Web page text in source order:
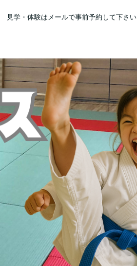
トップページ 修気道メソッド
見学・体験はメールで事前予約して下さい